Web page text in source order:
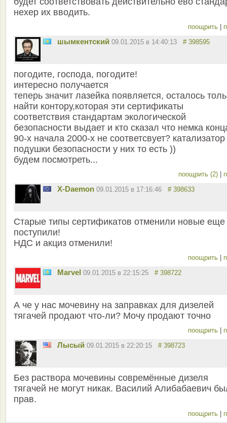
нехер их вводить.
поощрить
шымкентский 09.01.2015 в 14:40:13 # 398595
погодите, господа, погодите!
интересно получается
теперь значит лазейка появляется, осталось
найти контору,которая эти сертификаты
соответствия стандартам экологической
безопасности выдает и кто сказал что немка
90-х начала 2000-х не соответсвует?
подушки безопасности у них то есть ))
будем посмотреть...
поощрить (2)
X-Daemon 09.01.2015 в 17:16:46 # 398633
Старые типы сертификатов отменили новые еще
поступили!
НДС и акциз отменили!
поощрить
Marvel 09.01.2015 в 22:15:25 # 398722
А че у нас мочевину на заправках для дизелей
тягачей продают что-ли? Мочу продают точно
поощрить
Лысый 09.01.2015 в 22:20:15 # 398723
Без раствора мочевины совремённые дизеля
тягачей не могут никак. Василий Алибабаевич
прав.
поощрить